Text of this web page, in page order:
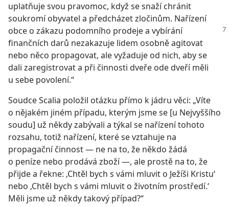
uplatňuje svou pravomoc, když se snaží chránit
soukromí obyvatel a předcházet zločinům. Nařízení
obce o zákazu podomního prodeje a vybírání
finančních darů nezakazuje lidem osobně agitovat
nebo něco propagovat, ale vyžaduje od nich, aby se
dali zaregistrovat a při činnosti dveře ode dveří měli
u sebe povolení.“
Soudce Scalia položil otázku přímo k jádru věci: „Víte
o nějakém jiném případu, kterým jsme se [u Nejvyššího
soudu] už někdy zabývali a týkal se nařízení tohoto
rozsahu, totiž nařízení, které se vztahuje na
propagační činnost — ne na to, že někdo žádá
o peníze nebo prodává zboží —, ale prostě na to, že
přijde a řekne: ‚Chtěl bych s vámi mluvit o Ježíši Kristu‘
nebo ‚Chtěl bych s vámi mluvit o životním prostředí.‘
Měli jsme už někdy takový případ?“